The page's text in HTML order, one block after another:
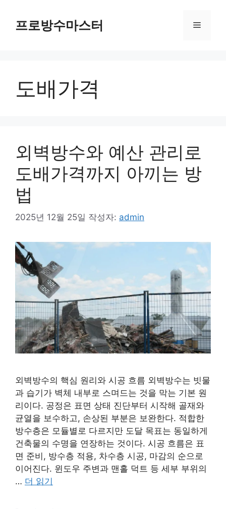
프로방수마스터 메
도배가격
외벽방수와 예산 관리로
도배가격까지 아끼는 방
법
2025년 12월 25일 작성자: admin
외벽방수의 핵심 원리와 시공 흐름 외벽방수는 빗물
과 습기가 벽체 내부로 스며드는 것을 막는 기본 원
리이다. 공정은 표면 상태 진단부터 시작해 골재와
균열을 보수하고, 손상된 부분은 보완한다. 적합한
방수층은 모듈별로 다르지만 도달 목표는 동일하게
건축물의 수명을 연장하는 것이다. 시공 흐름은 표
면 준비, 방수층 적용, 차수층 시공, 마감의 순으로
이어진다. 윈도우 주변과 맨홀 덕트 등 세부 부위의
… 더 읽기